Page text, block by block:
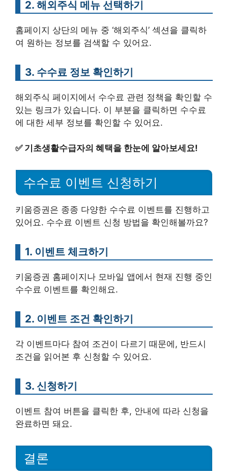
2. 해외주식 메뉴 선택하기
홈페이지 상단의 메뉴 중 ‘해외주식’ 섹션을 클릭하
여 원하는 정보를 검색할 수 있어요.
3. 수수료 정보 확인하기
해외주식 페이지에서 수수료 관련 정책을 확인할 수
있는 링크가 있습니다. 이 부분을 클릭하면 수수료
에 대한 세부 정보를 확인할 수 있어요.
✅ 기초생활수급자의 혜택을 한눈에 알아보세요!
수수료 이벤트 신청하기
키움증권은 종종 다양한 수수료 이벤트를 진행하고
있어요. 수수료 이벤트 신청 방법을 확인해볼까요?
1. 이벤트 체크하기
키움증권 홈페이지나 모바일 앱에서 현재 진행 중인
수수료 이벤트를 확인해요.
2. 이벤트 조건 확인하기
각 이벤트마다 참여 조건이 다르기 때문에, 반드시
조건을 읽어본 후 신청할 수 있어요.
3. 신청하기
이벤트 참여 버튼을 클릭한 후, 안내에 따라 신청을
완료하면 돼요.
결론